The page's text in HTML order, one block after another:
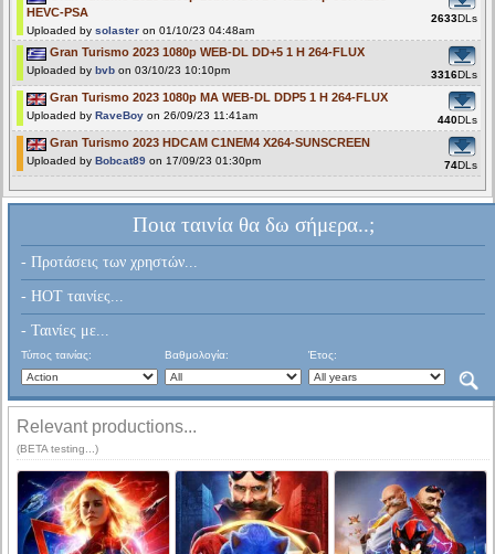
HEVC-PSA
Uploaded by solaster on 01/10/23 04:48am
2633DLs
Gran Turismo 2023 1080p WEB-DL DD+5 1 H 264-FLUX
Uploaded by bvb on 03/10/23 10:10pm 3316DLs
Gran Turismo 2023 1080p MA WEB-DL DDP5 1 H 264-FLUX
Uploaded by RaveBoy on 26/09/23 11:41am 440DLs
Gran Turismo 2023 HDCAM C1NEM4 X264-SUNSCREEN
Uploaded by Bobcat89 on 17/09/23 01:30pm 74DLs
Ποια ταινία θα δω σήμερα..;
- Προτάσεις των χρηστών...
- HOT ταινίες...
- Ταινίες με...
Τύπος ταινίας: Βαθμολογία: Έτος:
Relevant productions...
(BETA testing...)